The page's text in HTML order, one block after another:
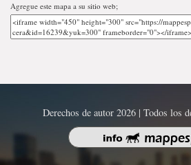
Agregue este mapa a su sitio web;
Derechos de autor 2026 | Todos los